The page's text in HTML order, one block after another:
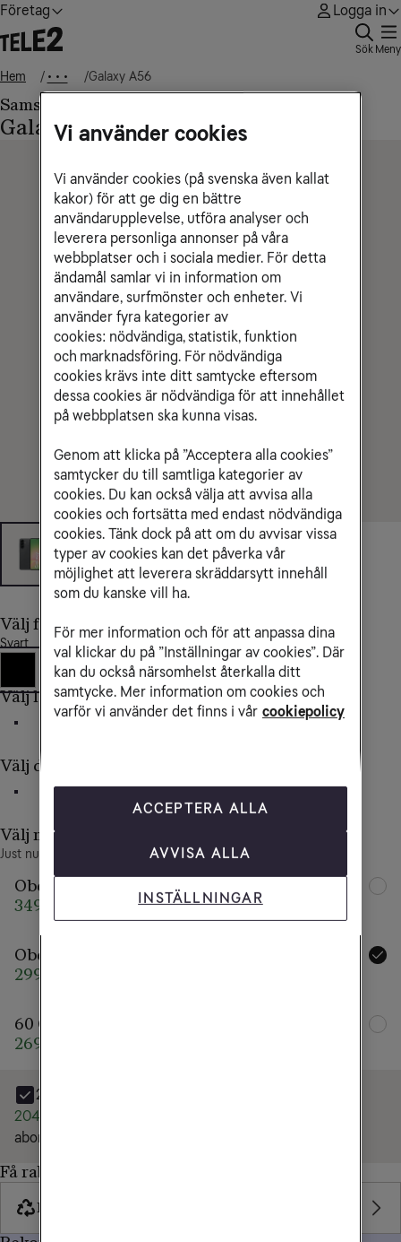
Företag Logga in
Sök Meny
Hem • • • Galaxy A56
Samsung
Galaxy A56
Välj färg
Svart
Välj lagringsutrymme
Välj delbetalning av mobilen
24 mån
Välj mobilabonnemang
Just nu får du upp till 50 % rabatt på alla företagsabonnemang.
Obegränsad Max
349 kr/mån
599 kr/mån
Obegränsad
299 kr/mån
60 GB
269 kr/mån
24 månaders bindningstid
2040 kr rabatt
abonnemanget
Få rabatt, byt in gamla mobilen
Byt in mobil
Vi använder cookies
Vi använder cookies (på svenska även kallat
kakor) för att ge dig en bättre
användarupplevelse, utföra analyser och
leverera personliga annonser på våra
webbplatser och i sociala medier. För detta
ändamål samlar vi in information om
användare, surfmönster och enheter. Vi
använder fyra kategorier av
cookies: nödvändiga, statistik, funktion
och marknadsföring. För nödvändiga
cookies krävs inte ditt samtycke eftersom
dessa cookies är nödvändiga för att innehållet
på webbplatsen ska kunna visas.
Genom att klicka på ”Acceptera alla cookies”
samtycker du till samtliga kategorier av
cookies. Du kan också välja att avvisa alla
cookies och fortsätta med endast nödvändiga
cookies. Tänk dock på att om du avvisar vissa
typer av cookies kan det påverka vår
möjlighet att leverera skräddarsytt innehåll
som du kanske vill ha.
För mer information och för att anpassa dina
val klickar du på ”Inställningar av cookies”. Där
kan du också närsomhelst återkalla ditt
samtycke. Mer information om cookies och
varför vi använder det finns i vår cookiepolicy
ACCEPTERA ALLA
AVVISA ALLA
INSTÄLLNINGAR